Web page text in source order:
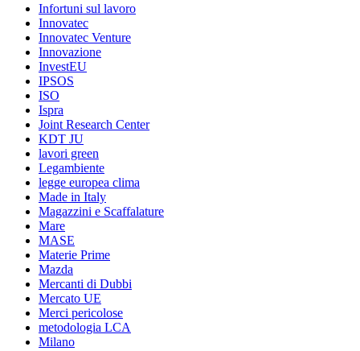
Infortuni sul lavoro
Innovatec
Innovatec Venture
Innovazione
InvestEU
IPSOS
ISO
Ispra
Joint Research Center
KDT JU
lavori green
Legambiente
legge europea clima
Made in Italy
Magazzini e Scaffalature
Mare
MASE
Materie Prime
Mazda
Mercanti di Dubbi
Mercato UE
Merci pericolose
metodologia LCA
Milano